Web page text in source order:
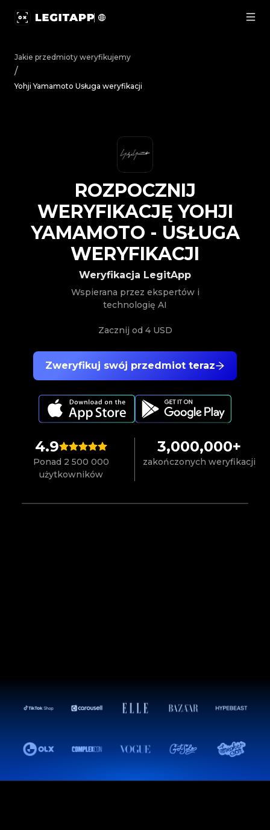
Jakie przedmioty weryfikujemy
/
Yohji Yamamoto Usługa weryfikacji
4.9
Ponad 2 500 000
użytkowników
3,000,000+
zakończonych weryfikacji
Zweryfikuj swój przedmiot teraz
Weryfikacja LegitApp
Wspierana przez ekspertów i
technologię AI
Zacznij od 4 USD
ROZPOCZNIJ
WERYFIKACJĘ YOHJI
YAMAMOTO - USŁUGA
WERYFIKACJI